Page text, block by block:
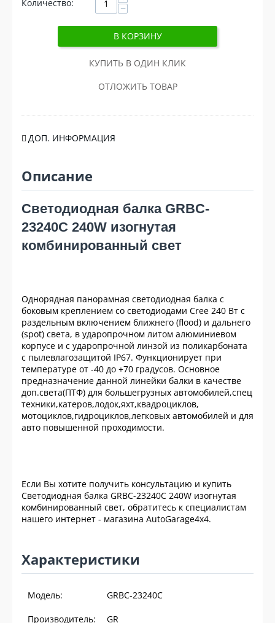
Количество: −
В КОРЗИНУ
КУПИТЬ В ОДИН КЛИК
ОТЛОЖИТЬ ТОВАР
ДОП. ИНФОРМАЦИЯ
Описание
Светодиодная балка GRBC-
23240C 240W изогнутая
комбинированный свет
Однорядная панорамная светодиодная балка с
боковым креплением со светодиодами Cree 240 Вт с
раздельным включением ближнего (flood) и дальнего
(spot) света, в ударопрочном литом алюминиевом
корпусе и с ударопрочной линзой из поликарбоната
с пылевлагозащитой IP67. Функционирует при
температуре от -40 до +70 градусов. Основное
предназначение данной линейки балки в качестве
доп.света(ПТФ) для большегрузных автомобилей,спец
техники,катеров,лодок,яхт,квадроциклов,
мотоциклов,гидроциклов,легковых автомобилей и для
авто повышенной проходимости.
Если Вы хотите получить консультацию и купить
Светодиодная балка GRBC-23240C 240W изогнутая
комбинированный свет, обратитесь к специалистам
нашего интернет - магазина AutoGarage4x4.
Характеристики
Модель: GRBC-23240C
Производитель: GR